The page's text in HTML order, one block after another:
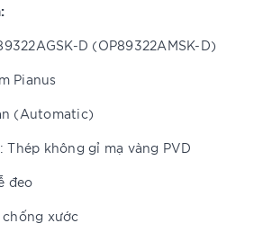
D (OP89322AMSK-D)
Pianus
(Automatic)
Thép không gỉ mạ vàng PVD
đeo
xước